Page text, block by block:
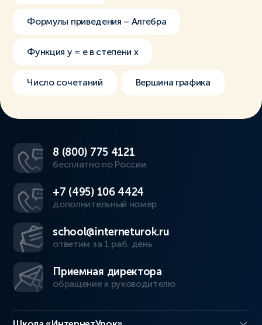
Формулы приведения – Алгебра
Функция y = e в степени x
Число сочетаний Вершина графика
8 (800) 775 4121
бесплатно по России
+7 (495) 106 4424
дополнительный номер
school@interneturok.ru
ответим за 1 раб. день
Приемная директора
обращение к руководителю